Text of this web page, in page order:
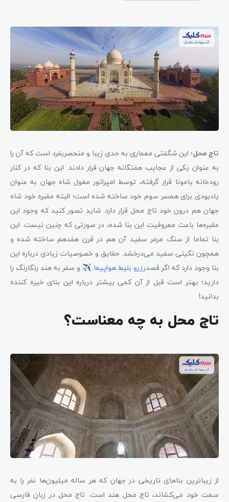
تاج محل؛ این شگفتی معماری به حدی زیبا و منحصربفرد است که آن را
به عنوان یکی از عجایب هفتگانه جهان قرار دادند. این بنا که در کنار
رودخانه یامونا قرار گرفته، توسط امپراتور مغول شاه جهان به عنوان
یادبودی برای همسر سوم خود ساخته شده است؛ البته مقبره خود شاه
جهان هم درون خود تاج محل قرار دارد. شاید تصور کنید که وجود این
مقبره‌ها باعث معروفیت این بنا شده، در صورتی که چنین نیست. این
بنا تماما از سنگ مرمر سفید آن هم در قرن هفدهم ساخته شده و
همچون نگینی سفید می‌درخشد. حقایق و خصوصیات زیادی درباره این
بنا وجود دارد که اگر قصدرزرو بلیط هواپیما ✈ و سفر به هند رنگارنگ را
دارید؛ بهتر است قبل از آن کمی بیشتر درباره این بنای خیره کننده
بدانید!
تاج محل به چه معناست؟
از زیباترین بناهای تاریخی در جهان که هر ساله میلیون‌ها نفر را به
سمت خود می‌کشاند، تاج محل هند است. تاج محل در زبان فارسی